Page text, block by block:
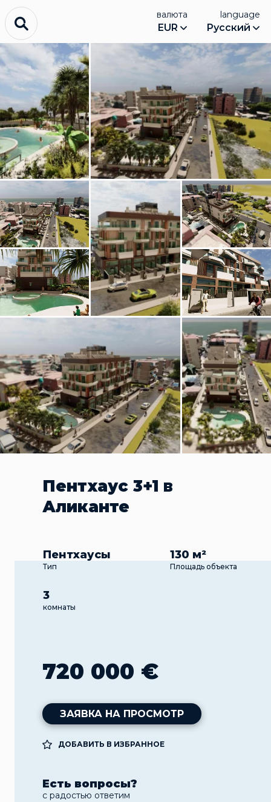
валюта
EUR
language
Русский
Пентхаус 3+1 в
Аликанте
Пентхаусы
Тип
130 м²
Площадь объекта
3
комнаты
720 000 €
ЗАЯВКА НА ПРОСМОТР
ДОБАВИТЬ В ИЗБРАННОЕ
Есть вопросы?
с радостью ответим